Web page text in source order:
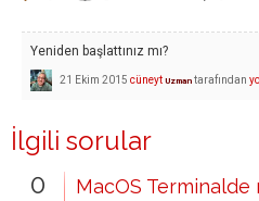
Yeniden başlattınız mı?
21 Ekim 2015 cüneyt Uzman tarafından
İlgili sorular
0
MacOS